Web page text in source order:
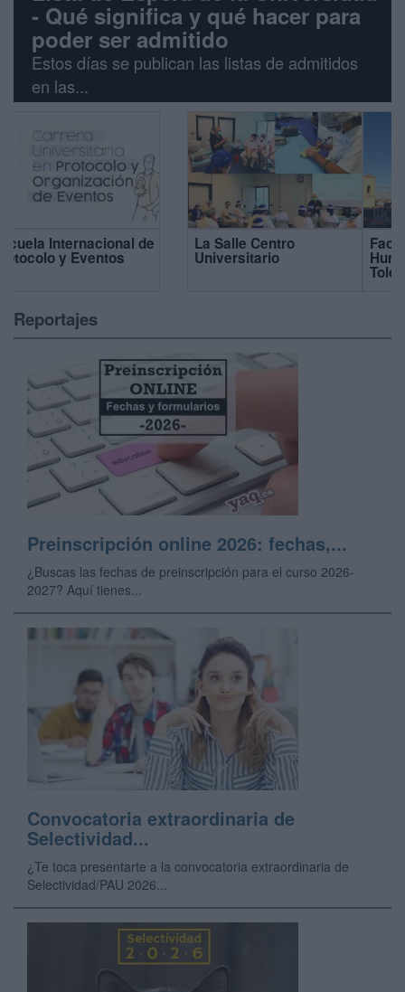
- Qué significa y qué hacer para
poder ser admitido
Estos días se publican las listas de admitidos
en las...
Facultad de
Humanidades (Campus
Toledo)
Universidad EUNEIZ
Reportajes
Preinscripción online 2026: fechas,...
¿Buscas las fechas de preinscripción para el curso 2026-
2027? Aquí tienes...
Convocatoria extraordinaria de
Selectividad...
¿Te toca presentarte a la convocatoria extraordinaria de
Selectividad/PAU 2026...